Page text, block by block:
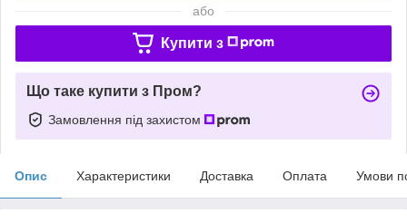
або
Купити з
Що таке купити з Пром?
Замовлення під захистом
Опис Характеристики Доставка Оплата Умови